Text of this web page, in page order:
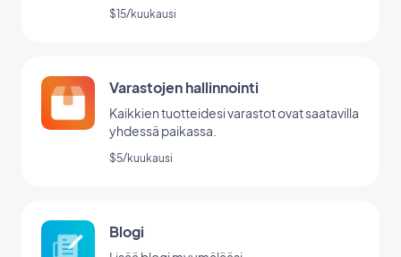
$15/kuukausi
Varastojen hallinnointi
Kaikkien tuotteidesi varastot ovat saatavilla
yhdessä paikassa.
$5/kuukausi
Blogi